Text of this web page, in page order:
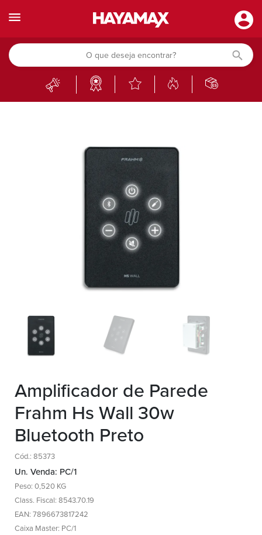
Amplificador de Parede
Frahm Hs Wall 30w
Bluetooth Preto
Cód.: 85373
Un. Venda: PC/1
Peso: 0,520 KG
Class. Fiscal: 8543.70.19
EAN: 7896673817242
Caixa Master: PC/1